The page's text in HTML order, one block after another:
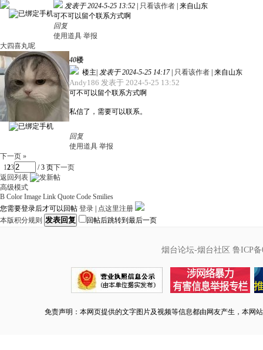
发表于 2024-5-25 13:52
只看该作者 来自山东
可不可以留个联系方式啊
回复
使用道具 举报
大四喜丸呢
40楼
楼主 发表于 2024-5-25 14:17 只看该作者 来自山东
Andy186 发表于 2024-5-25 13:52
可不可以留个联系方式啊
私信了，需要可以联系。
回复
使用道具 举报
下一页 »
123 / 3 页下一页
返回列表
高级模式
B Color Image Link Quote Code Smilies
您需要登录后才可以回帖 登录
点这里注册
本版积分规则 发表回复 回帖后跳转到最后一页
烟台论坛-烟台社区 鲁ICP备
免责声明：本网页提供的文字图片及视频等信息都由网友产生，本网